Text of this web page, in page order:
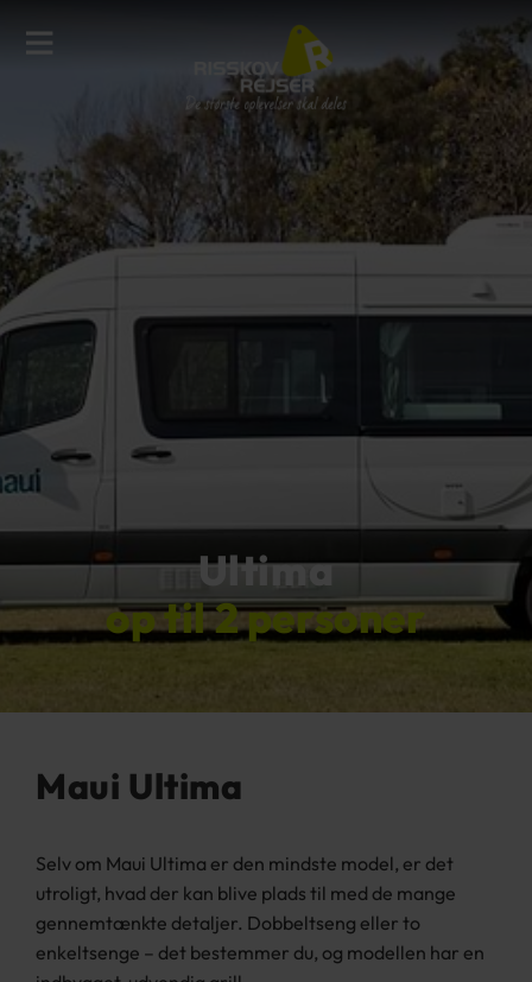
Ultima
op til 2 personer
Maui Ultima
Selv om Maui Ultima er den mindste model, er det
utroligt, hvad der kan blive plads til med de mange
gennemtænkte detaljer. Dobbeltseng eller to
enkeltsenge – det bestemmer du, og modellen har en